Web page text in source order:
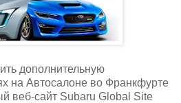
дополнительную
на Автосалоне во Франкфурте
веб-сайт Subaru Global Site